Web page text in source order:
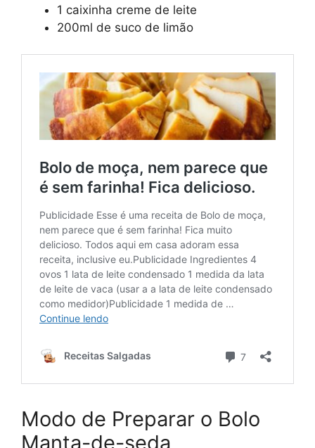
1 caixinha creme de leite
200ml de suco de limão
Modo de Preparar o Bolo
Manta-de-seda